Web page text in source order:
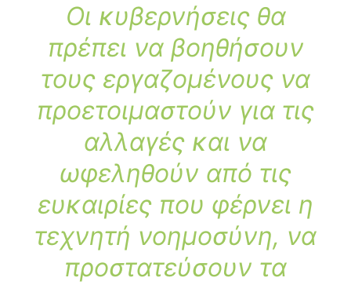
Οι κυβερνήσεις θα
πρέπει να βοηθήσουν
τους εργαζομένους να
προετοιμαστούν για τις
αλλαγές και να
ωφεληθούν από τις
ευκαιρίες που φέρνει η
τεχνητή νοημοσύνη, να
προστατεύσουν τα